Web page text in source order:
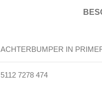
ACHTERBUMPER IN
5112 7278 474